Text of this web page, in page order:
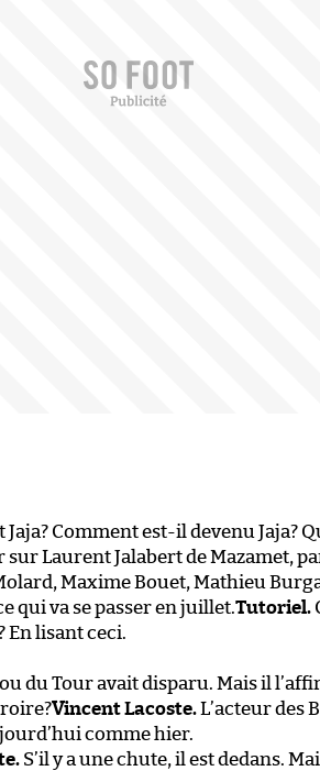
Jaja? Comment est-il devenu Jaja?
sur Laurent Jalabert de Mazamet,
Maxime Bouet, Mathieu
qui va se passer en juillet.Tutoriel.
En lisant ceci.
du Tour avait disparu. Mais il
Vincent Lacoste.L’acteur des
comme hier.
S’il y a une chute, il est dedans.